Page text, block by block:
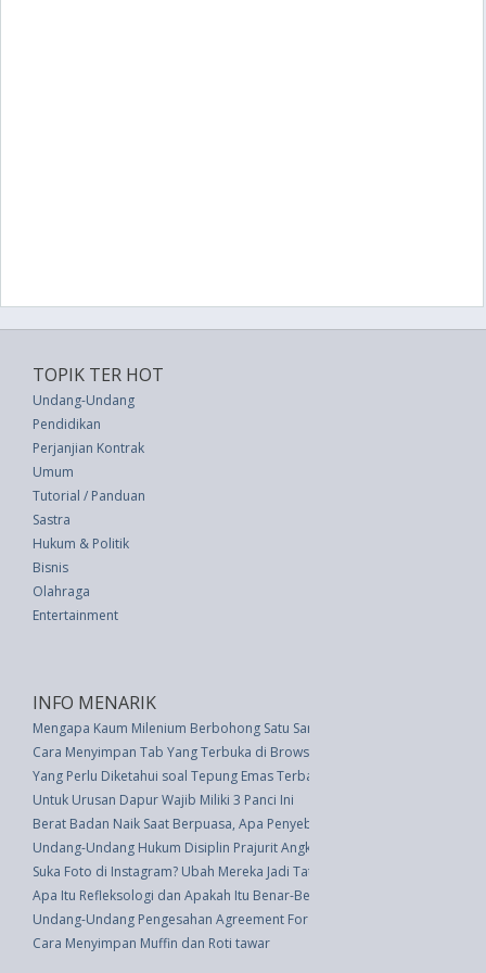
TOPIK TER HOT
Undang-Undang
Pendidikan
Perjanjian Kontrak
Umum
Tutorial / Panduan
Sastra
Hukum & Politik
Bisnis
Olahraga
Entertainment
INFO MENARIK
Mengapa Kaum Milenium Berbohong Satu Sama Lain di Media Sosial?
Cara Menyimpan Tab Yang Terbuka di Browser Web Apa Pun
Yang Perlu Diketahui soal Tepung Emas Terbaru
Untuk Urusan Dapur Wajib Miliki 3 Panci Ini
Berat Badan Naik Saat Berpuasa, Apa Penyebabnya
Undang-Undang Hukum Disiplin Prajurit Angkatan Bersenjata Republik
Suka Foto di Instagram? Ubah Mereka Jadi Tatakan Gelas
Apa Itu Refleksologi dan Apakah Itu Benar-Benar Berfungsi?
Undang-Undang Pengesahan Agreement For The Implementation Of
Cara Menyimpan Muffin dan Roti tawar